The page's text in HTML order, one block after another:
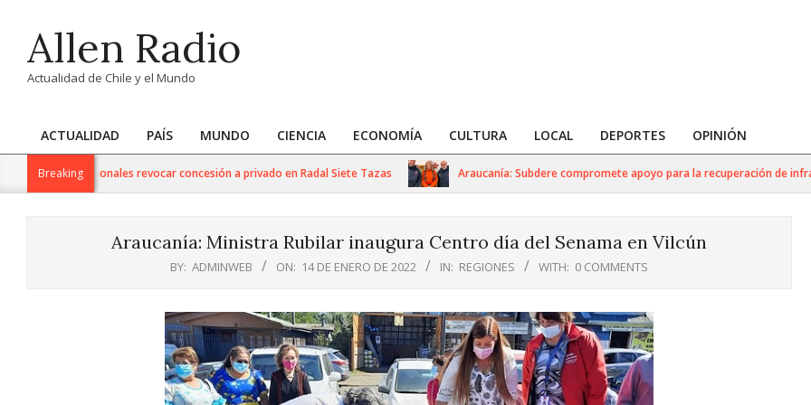
contentAllen Radio
Actualidad de Chile y el Mundo
Primary
Navigation
ACTUALIDAD PAÍS MUNDO CIENCIA ECONOMÍA CULTURA LOCAL DEPORTES OPINIÓN
Breaking
Bienes Nacionales revocar concesión a privado en Radal Siete Tazas Araucanía: Subdere compromete apoyo para la recuperación de
Araucanía: Ministra Rubilar inaugura Centro día del Senama en Vilcún
BY: ADMINWEB ON: 14 DE ENERO DE 2022 IN: REGIONES WITH: 0 COMMENTS